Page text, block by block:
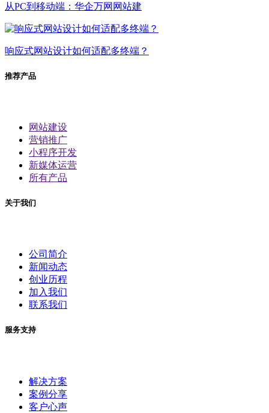
从PC到移动端：华企万网网站建
响应式网站设计如何适配多终端？
推荐产品
网站建设
营销推广
小程序开发
新媒体运营
所有产品
关于我们
公司简介
新闻动态
创业历程
加入我们
联系我们
服务支持
解决方案
案例分享
客户心声